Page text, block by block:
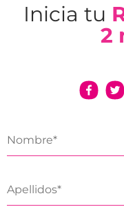
Inicia tu
2